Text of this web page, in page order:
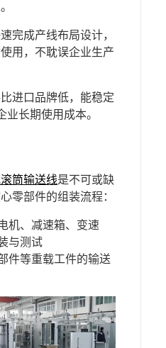
完成产线布局设计，
用，不耽误企业生产
进口品牌低，能稳定
长期使用成本。
筒输送线是不可或缺
零部件的组装流程：
机、减速箱、变速
与测试
件等重载工件的输送